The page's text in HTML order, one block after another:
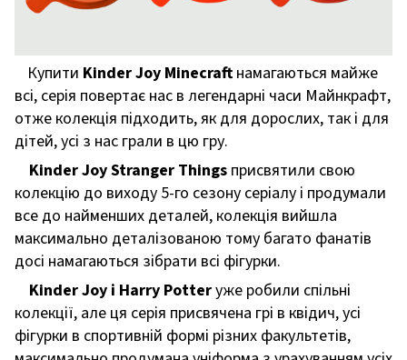
Купити Kinder Joy Minecraft намагаються майже
всі, серія повертає нас в легендарні часи Майнкрафт,
отже колекція підходить, як для дорослих, так і для
дітей, усі з нас грали в цю гру.
Kinder Joy Stranger Things присвятили свою
колекцію до виходу 5-го сезону серіалу і продумали
все до найменших деталей, колекція вийшла
максимально деталізованою тому багато фанатів
досі намагаються зібрати всі фігурки.
Kinder Joy і Harry Potterуже робили спільні
колекції, але ця серія присвячена грі в квідич, усі
фігурки в спортивній формі різних факультетів,